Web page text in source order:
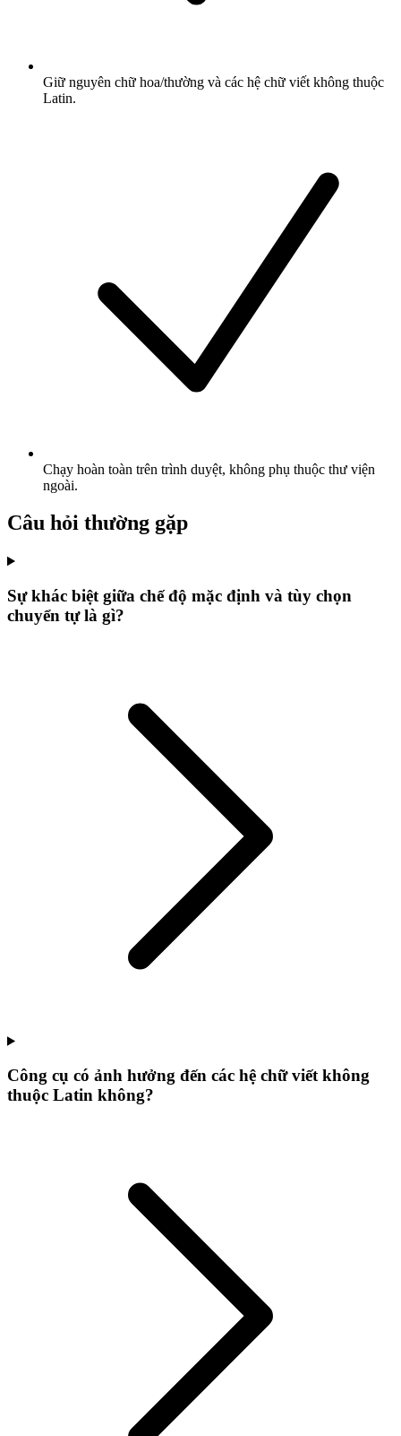
Giữ nguyên chữ hoa/thường và các hệ chữ viết không thuộc
Latin.
Chạy hoàn toàn trên trình duyệt, không phụ thuộc thư viện
ngoài.
Câu hỏi thường gặp
Sự khác biệt giữa chế độ mặc định và tùy chọn
chuyển tự là gì?
Công cụ có ảnh hưởng đến các hệ chữ viết không
thuộc Latin không?